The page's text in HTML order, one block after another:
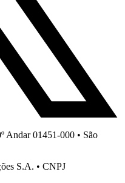
Andar 01451-000 • São
S.A. • CNPJ